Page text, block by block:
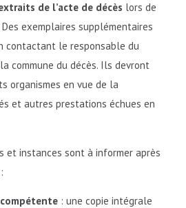
de l’acte de décès lors de
exemplaires supplémentaires
contactant le responsable du
commune du décès. Ils devront
organismes en vue de la
et autres prestations échues en
et instances sont à informer après
: une copie intégrale